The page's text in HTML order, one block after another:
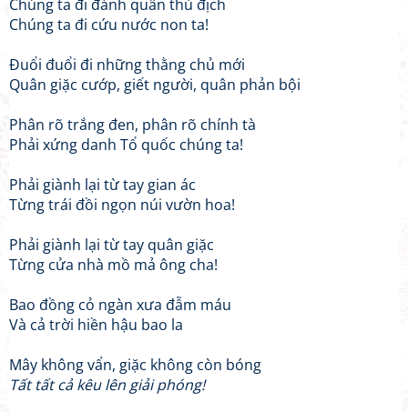
Chúng ta đi đánh quân thù địch
Chúng ta đi cứu nước non ta!
Đuổi đuổi đi những thằng chủ mới
Quân giặc cướp, giết người, quân phản bội
Phân rõ trắng đen, phân rõ chính tà
Phải xứng danh Tổ quốc chúng ta!
Phải giành lại từ tay gian ác
Từng trái đồi ngọn núi vườn hoa!
Phải giành lại từ tay quân giặc
Từng cửa nhà mồ mả ông cha!
Bao đồng cỏ ngàn xưa đẫm máu
Và cả trời hiền hậu bao la
Mây không vẩn, giặc không còn bóng
Tất tất cả kêu lên giải phóng!